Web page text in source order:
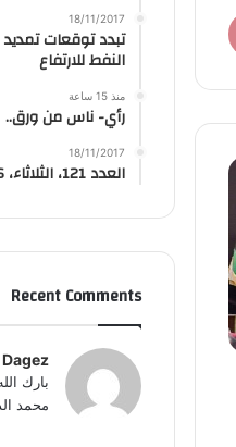
18/11/2017
تبدد توقعات
النفط للارتفاع
منذ 15 ساعة
رأي- ناس من ورق..
18/11/2017
العدد 121، الثلاثاء، 26 يناير 2016
Recent Comments
بارك
محمد